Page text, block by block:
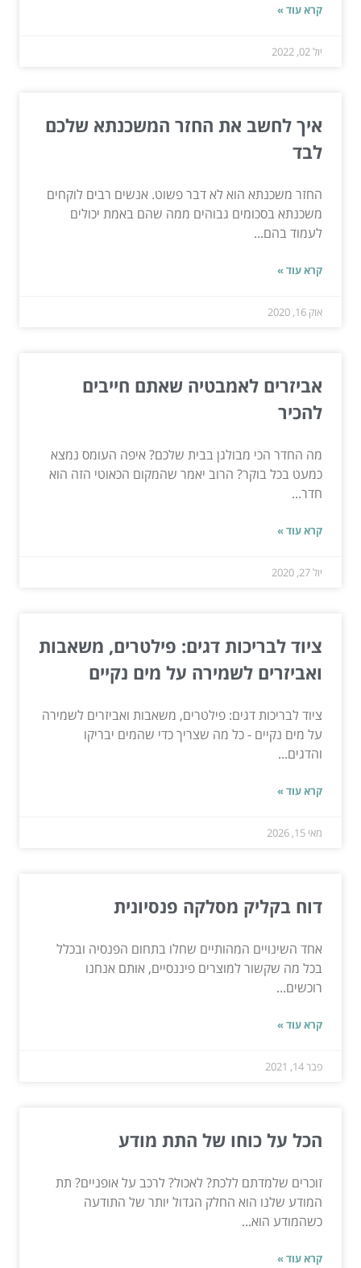
קרא עוד »
יול 02, 2022
איך לחשב את החזר המשכנתא שלכם
לבד
החזר משכנתא הוא לא דבר פשוט. אנשים רבים לוקחים
משכנתא בסכומים גבוהים ממה שהם באמת יכולים
לעמוד בהם...
קרא עוד »
אוק 16, 2020
אביזרים לאמבטיה שאתם חייבים
להכיר
מה החדר הכי מבולגן בבית שלכם? איפה העומס נמצא
כמעט בכל בוקר? הרוב יאמר שהמקום הכאוטי הזה הוא
חדר...
קרא עוד »
יול 27, 2020
ציוד לבריכות דגים: פילטרים, משאבות
ואביזרים לשמירה על מים נקיים
ציוד לבריכות דגים: פילטרים, משאבות ואביזרים לשמירה
על מים נקיים - כל מה שצריך כדי שהמים יבריקו
והדגים...
קרא עוד »
מאי 15, 2026
דוח בקליק מסלקה פנסיונית
אחד השינויים המהותיים שחלו בתחום הפנסיה ובכלל
בכל מה שקשור למוצרים פיננסיים, אותם אנחנו
רוכשים...
קרא עוד »
פבר 14, 2021
הכל על כוחו של התת מודע
זוכרים שלמדתם ללכת? לאכול? לרכב על אופניים? תת
המודע שלנו הוא החלק הגדול יותר של התודעה
כשהמודע הוא...
קרא עוד »